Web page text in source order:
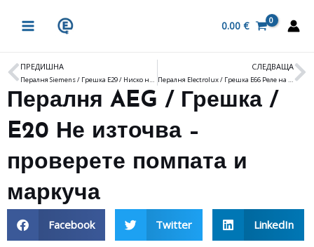
MENU
0.00 €
Prev
ПРЕДИШНА
Пералня Siemens / Грешка E29 / Ниско напрежение в захранването
СЛЕДВАЩА
Пералня Electrolux / Грешка E66 Реле на нагревателя – повредено
Пералня AEG / Грешка /
E20 Не източва –
проверете помпата и
маркуча
Facebook Twitter LinkedIn